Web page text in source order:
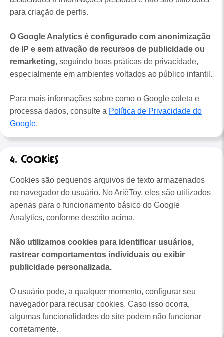
para criação de perfis.
O Google Analytics é configurado com anonimização
de IP e sem ativação de recursos de publicidade ou
remarketing, seguindo boas práticas de privacidade,
especialmente em ambientes voltados ao público infantil.
Para mais informações sobre como o Google coleta e
processa dados, consulte a Política de Privacidade do
Google.
4. Cookies
Cookies são pequenos arquivos de texto armazenados
no navegador do usuário. No AriêToy, eles são utilizados
apenas para o funcionamento básico do Google
Analytics, conforme descrito acima.
Não utilizamos cookies para identificar usuários,
rastrear comportamentos individuais ou exibir
publicidade personalizada.
O usuário pode, a qualquer momento, configurar seu
navegador para recusar cookies. Caso isso ocorra,
algumas funcionalidades do site podem não funcionar
corretamente.